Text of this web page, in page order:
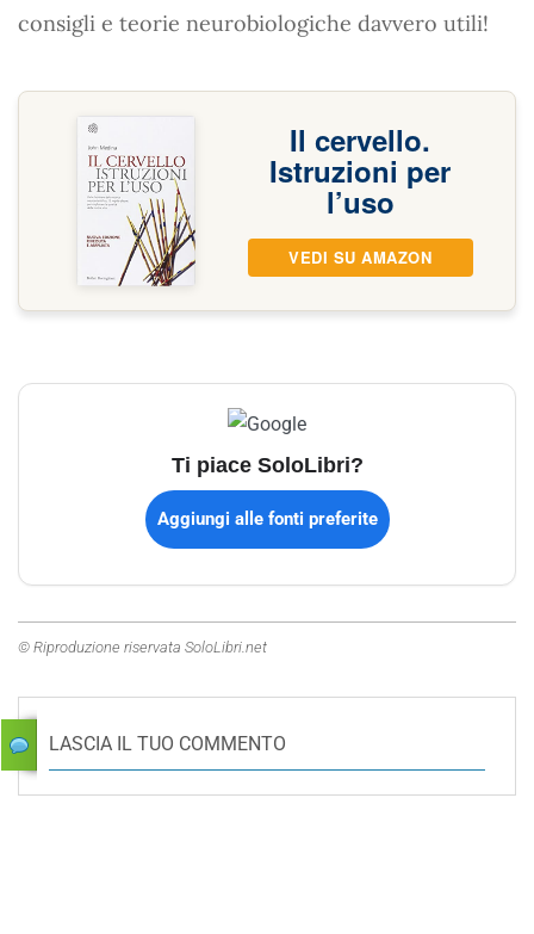
consigli e teorie neurobiologiche davvero utili!
Il cervello.
Istruzioni per
l’uso
VEDI SU AMAZON
Ti piace SoloLibri?
Aggiungi alle fonti preferite
© Riproduzione riservata SoloLibri.net
LASCIA IL TUO COMMENTO